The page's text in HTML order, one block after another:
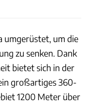
umgerüstet, um die
zu senken. Dank
bietet sich in der
großartiges 360-
1200 Meter über